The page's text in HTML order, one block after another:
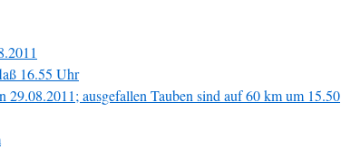
16.55 Uhr
29.08.2011; ausgefallen Tauben sind auf 60 km um 15.50